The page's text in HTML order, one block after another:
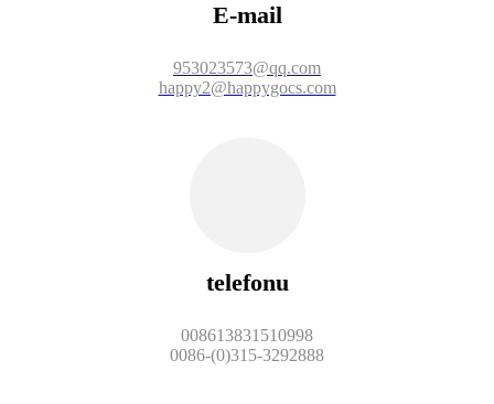
E-mail
953023573@qq.com
happy2@happygocs.com
telefonu
008613831510998
0086-(0)315-3292888